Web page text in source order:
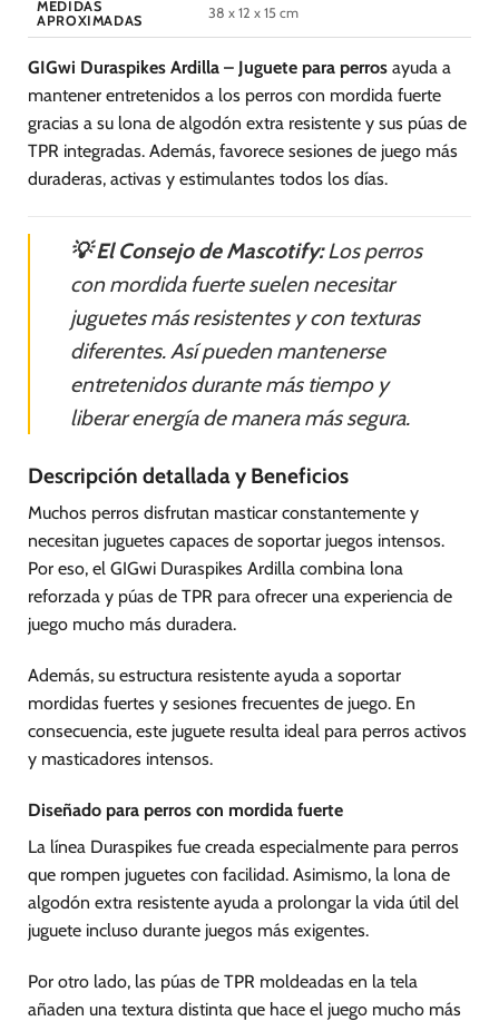
MEDIDAS
APROXIMADAS
38 x 12 x 15 cm
GIGwi Duraspikes Ardilla – Juguete para perros ayuda a
mantener entretenidos a los perros con mordida fuerte
gracias a su lona de algodón extra resistente y sus púas de
TPR integradas. Además, favorece sesiones de juego más
duraderas, activas y estimulantes todos los días.
💡 El Consejo de Mascotify:Los perros
con mordida fuerte suelen necesitar
juguetes más resistentes y con texturas
diferentes. Así pueden mantenerse
entretenidos durante más tiempo y
liberar energía de manera más segura.
Descripción detallada y Beneficios
Muchos perros disfrutan masticar constantemente y
necesitan juguetes capaces de soportar juegos intensos.
Por eso, el GIGwi Duraspikes Ardilla combina lona
reforzada y púas de TPR para ofrecer una experiencia de
juego mucho más duradera.
Además, su estructura resistente ayuda a soportar
mordidas fuertes y sesiones frecuentes de juego. En
consecuencia, este juguete resulta ideal para perros activos
y masticadores intensos.
Diseñado para perros con mordida fuerte
La línea Duraspikes fue creada especialmente para perros
que rompen juguetes con facilidad. Asimismo, la lona de
algodón extra resistente ayuda a prolongar la vida útil del
juguete incluso durante juegos más exigentes.
Por otro lado, las púas de TPR moldeadas en la tela
añaden una textura distinta que hace el juego mucho más